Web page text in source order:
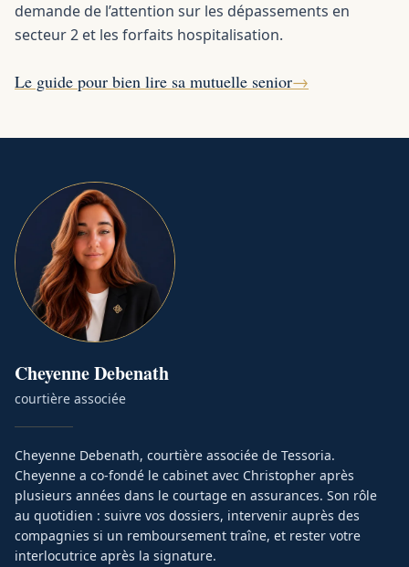
demande de l’attention sur les dépassements en
secteur 2 et les forfaits hospitalisation.
Le guide pour bien lire sa mutuelle senior→
CheyenneDebenath
courtière associée
Cheyenne Debenath, courtière associée de Tessoria.
Cheyenne a co-fondé le cabinet avec Christopher après
plusieurs années dans le courtage en assurances. Son rôle
au quotidien : suivre vos dossiers, intervenir auprès des
compagnies si un remboursement traîne, et rester votre
interlocutrice après la signature.